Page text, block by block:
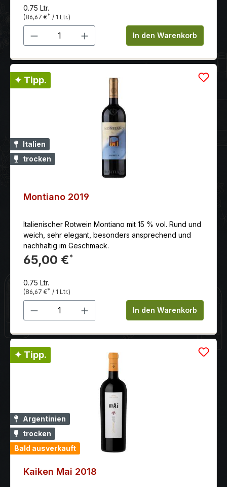
0.75 Ltr.
(86,67 €* / 1 Ltr.)
Produkt Anzahl: Gib denIn den Warenkorb
✦ Tipp.
Italien
trocken
Montiano 2019
Italienischer Rotwein Montiano mit 15 % vol. Rund und
weich, sehr elegant, besonders ansprechend und
nachhaltig im Geschmack.
65,00 €*
0.75 Ltr.
(86,67 €* / 1 Ltr.)
Produkt Anzahl: Gib denIn den Warenkorb
✦ Tipp.
Argentinien
trocken
Bald ausverkauft
Kaiken Mai 2018